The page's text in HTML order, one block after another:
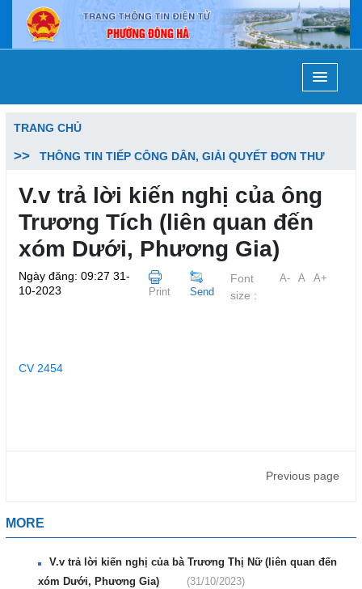
TRANG CHỦ
THÔNG TIN TIẾP CÔNG DÂN, GIẢI QUYẾT ĐƠN THƯ
V.v trả lời kiến nghị của ông
Trương Tích (liên quan đến
xóm Dưới, Phương Gia)
Ngày đăng: 09:27 31-
10-2023
Print Send
Font
size :
A- A A+
CV 2454
Previous page
MORE
V.v trả lời kiến nghị của bà Trương Thị Nữ (liên quan đến
xóm Dưới, Phương Gia)
(31/10/2023)